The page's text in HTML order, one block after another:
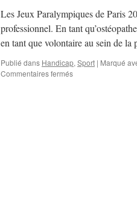
Les Jeux Paralympiques de Paris
professionnel. En tant
en tant que volontaire au sein de
Publié dans Handicap, Sport | Marqué
Commentaires ferméssur